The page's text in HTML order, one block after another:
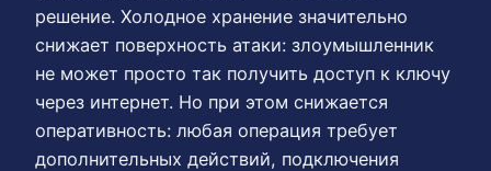
решение. Холодное хранение значительно
снижает поверхность атаки: злоумышленник
не может просто так получить доступ к ключу
через интернет. Но при этом снижается
оперативность: любая операция требует
дополнительных действий, подключения